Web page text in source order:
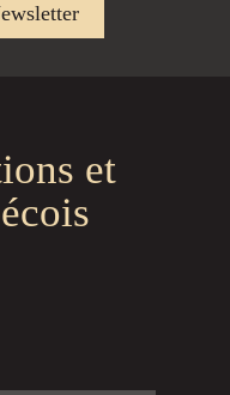
et